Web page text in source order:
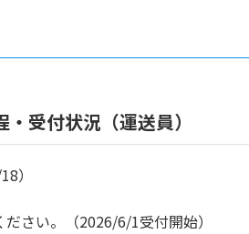
受付状況（運送員）
）
さい。（2026/6/1受付開始）